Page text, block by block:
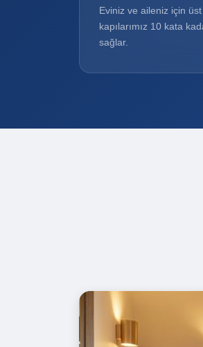
Eviniz ve aileniz için
kapılarımız 10 kata
sağlar.